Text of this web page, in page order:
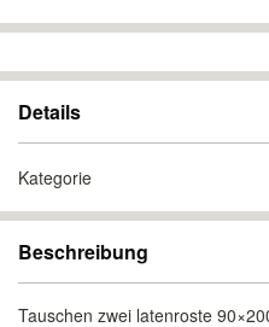
Details
Kategorie
Beschreibung
Tauschen zwei latenroste